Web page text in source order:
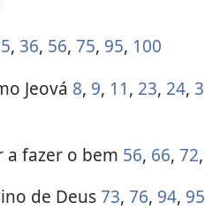
, 36, 56, 75, 95, 100
Jeová 8, 9, 11, 23, 24,
a fazer o bem 56, 66, 72,
de Deus73, 76, 94, 95